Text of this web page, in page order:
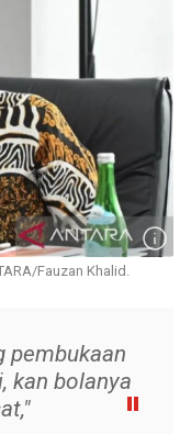
Fauzan Khalid.
pembukaan
kan bolanya